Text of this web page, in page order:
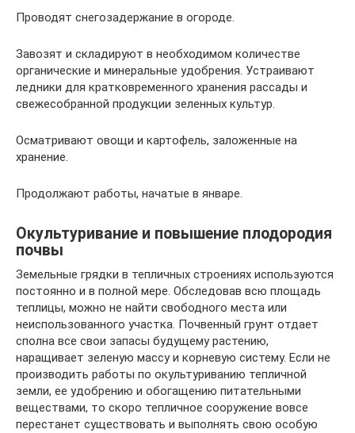
Проводят снегозадержание в огороде.
Завозят и складируют в необходимом количестве
органические и минеральные удобрения. Устраивают
ледники для кратковременного хранения рассады и
свежесобранной продукции зеленных культур.
Осматривают овощи и картофель, заложенные на
хранение.
Продолжают работы, начатые в январе.
Окультуривание и повышение плодородия
почвы
Земельные грядки в тепличных строениях используются
постоянно и в полной мере. Обследовав всю площадь
теплицы, можно не найти свободного места или
неиспользованного участка. Почвенный грунт отдает
сполна все свои запасы будущему растению,
наращивает зеленую массу и корневую систему. Если не
производить работы по окультуриванию тепличной
земли, ее удобрению и обогащению питательными
веществами, то скоро тепличное сооружение вовсе
перестанет существовать и выполнять свою особую